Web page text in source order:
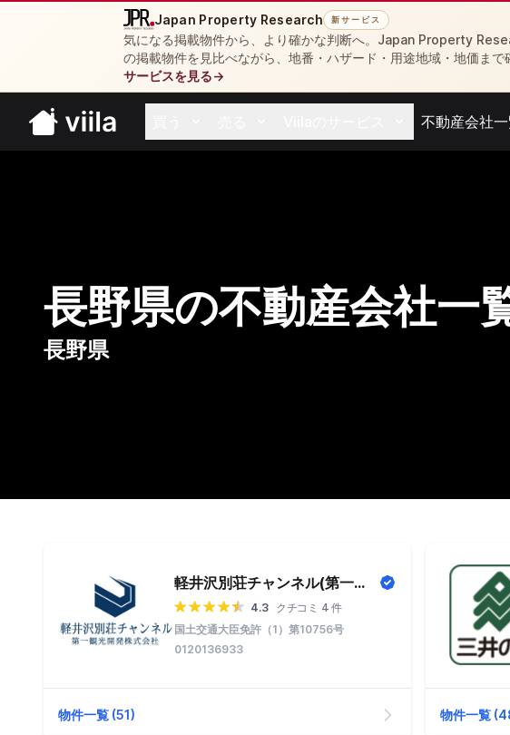
Japan Property Research 新サービス
気になる掲載物件から、より確かな判断へ。Japan Property
の掲載物件を見比べながら、地番・ハザード・用途地域・地価まで
サービスを見る→
Open resources menuOpen agent
不動産会社
長野県の不動産会社一
長野県
軽井沢別荘チャンネル(第一観光開発株式会社)
4.3 クチコミ 4 件
国土交通大臣免許（1）第10756号
0120136933
物件一覧 (51) 物件一覧